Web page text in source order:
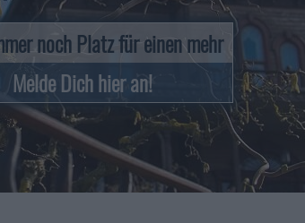
noch Platz für einen mehr
Melde Dich hier an!